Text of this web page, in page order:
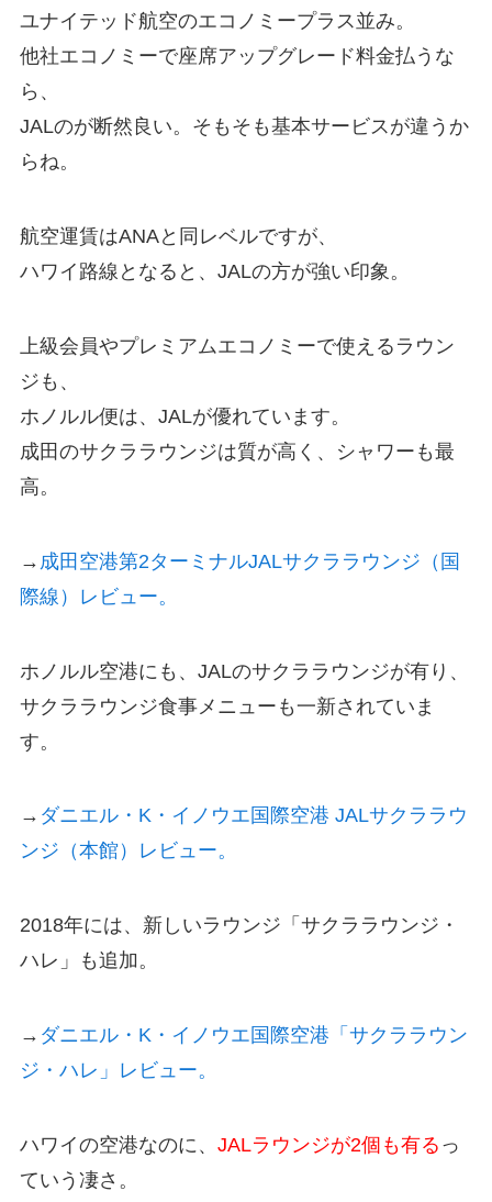
ユナイテッド航空のエコノミープラス並み。
他社エコノミーで座席アップグレード料金払うな
ら、
JALのが断然良い。そもそも基本サービスが違うか
らね。
航空運賃はANAと同レベルですが、
ハワイ路線となると、JALの方が強い印象。
上級会員やプレミアムエコノミーで使えるラウン
ジも、
ホノルル便は、JALが優れています。
成田のサクララウンジは質が高く、シャワーも最
高。
→ 成田空港第2ターミナルJALサクララウンジ（国
際線）レビュー。
ホノルル空港にも、JALのサクララウンジが有り、
サクララウンジ食事メニューも一新されていま
す。
→ ダニエル・K・イノウエ国際空港 JALサクララウ
ンジ（本館）レビュー。
2018年には、新しいラウンジ「サクララウンジ・
ハレ」も追加。
→ ダニエル・K・イノウエ国際空港「サクララウン
ジ・ハレ」レビュー。
ハワイの空港なのに、 JALラウンジが2個も有る っ
ていう凄さ。